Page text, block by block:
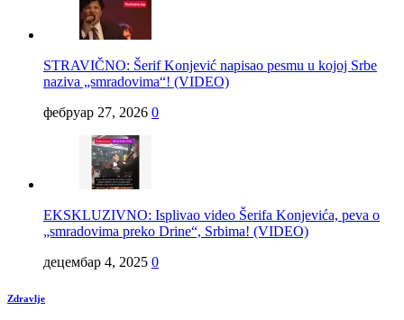
STRAVIČNO: Šerif Konjević napisao pesmu u kojoj Srbe
naziva „smradovima“! (VIDEO)
фебруар 27, 2026 0
EKSKLUZIVNO: Isplivao video Šerifa Konjevića, peva o
„smradovima preko Drine“, Srbima! (VIDEO)
децембар 4, 2025 0
Zdravlje